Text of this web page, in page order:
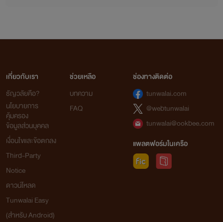
เกี่ยวกับเรา
ธัญวลัยคือ?
นโยบายการ
คุ้มครอง
ข้อมูลส่วนบุคคล
เงื่อนไขและข้อตกลง
Third-Party
Notice
ดาวน์โหลด
Tunwalai Easy
(สำหรับ Android)
ช่วยเหลือ
บทความ
FAQ
ช่องทางติดต่อ
tunwalai.com
@webtunwalai
tunwalai@ookbee.com
แพลตฟอร์มในเครือ